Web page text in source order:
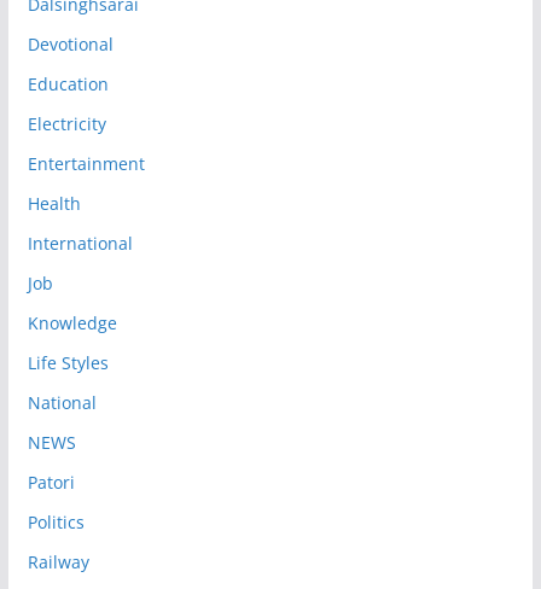
Devotional
Education
Electricity
Entertainment
Health
International
Job
Knowledge
Life Styles
National
NEWS
Patori
Politics
Railway